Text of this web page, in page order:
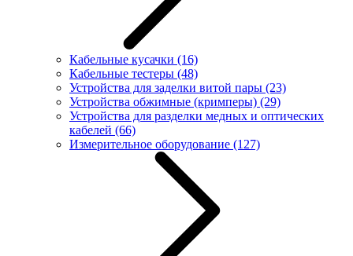
Кабельные кусачки (16)
Кабельные тестеры (48)
Устройства для заделки витой пары (23)
Устройства обжимные (кримперы) (29)
Устройства для разделки медных и оптических
кабелей (66)
Измерительное оборудование (127)